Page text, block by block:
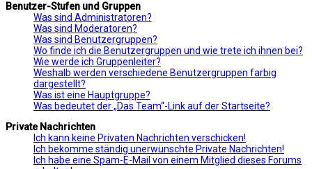
Benutzer-Stufen und Gruppen
Was sind Administratoren?
Was sind Moderatoren?
Was sind Benutzergruppen?
Wo finde ich die Benutzergruppen und wie trete ich ihnen bei?
Wie werde ich Gruppenleiter?
Weshalb werden verschiedene Benutzergruppen farbig
dargestellt?
Was ist eine Hauptgruppe?
Was bedeutet der „Das Team“-Link auf der Startseite?
Private Nachrichten
Ich kann keine Privaten Nachrichten verschicken!
Ich bekomme ständig unerwünschte Private Nachrichten!
Ich habe eine Spam-E-Mail von einem Mitglied dieses Forums